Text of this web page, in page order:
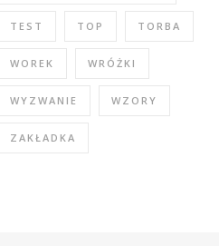
TEST TOP TORBA
WOREK WRÓŻKI
WYZWANIE WZORY
ZAKŁADKA